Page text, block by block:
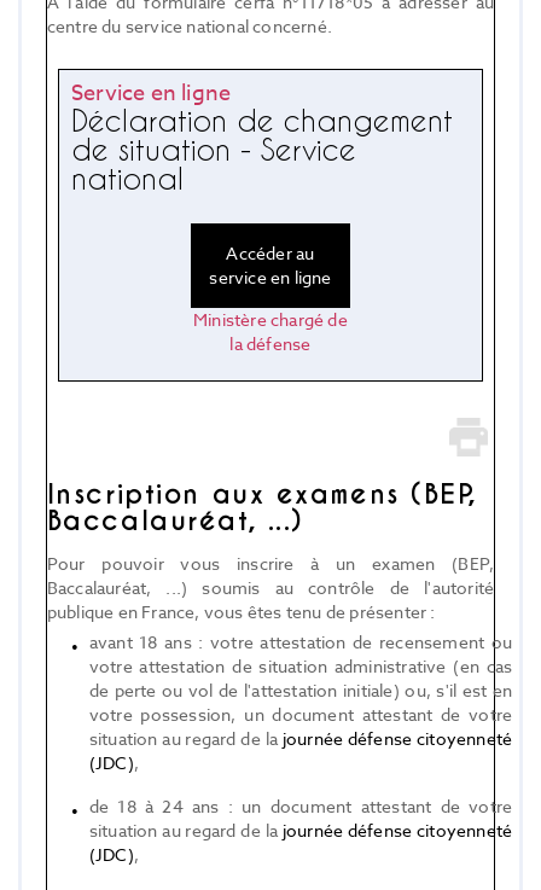
centre du service national concerné.
Service en ligne
Déclaration de changement
de situation - Service
national
Accéder au
service en ligne
Ministère chargé de
la défense
Inscription aux examens (BEP,
Baccalauréat, ...)
Pour pouvoir vous inscrire à un examen (BEP,
Baccalauréat, ...) soumis au contrôle de l'autorité
publique en France, vous êtes tenu de présenter :
avant 18 ans : votre attestation de recensement ou
votre attestation de situation administrative (en cas
de perte ou vol de l'attestation initiale) ou, s'il est en
votre possession, un document attestant de votre
situation au regard de la journée défense citoyenneté
(JDC),
de 18 à 24 ans : un document attestant de votre
situation au regard de la journée défense citoyenneté
(JDC),